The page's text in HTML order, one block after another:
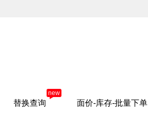
替换查询
new
面价-库存-批量下单